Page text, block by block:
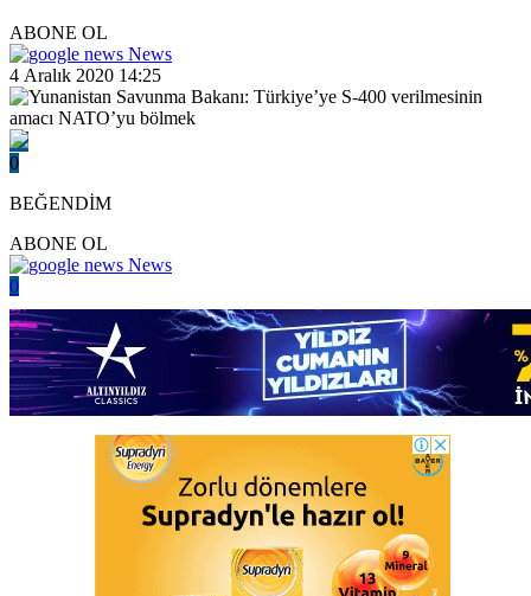
ABONE OL
News
4 Aralık 2020 14:25
0
BEĞENDİM
ABONE OL
News
0